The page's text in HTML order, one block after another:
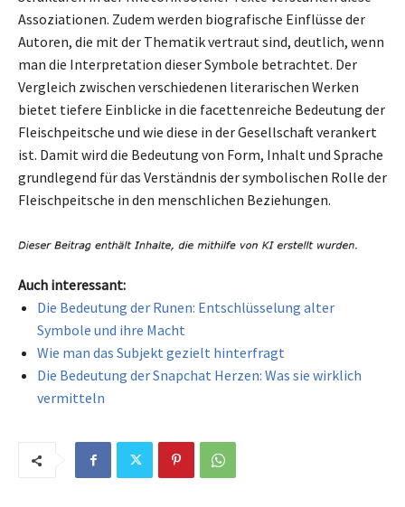
Assoziationen. Zudem werden biografische Einflüsse der
Autoren, die mit der Thematik vertraut sind, deutlich, wenn
man die Interpretation dieser Symbole betrachtet. Der
Vergleich zwischen verschiedenen literarischen Werken
bietet tiefere Einblicke in die facettenreiche Bedeutung der
Fleischpeitsche und wie diese in der Gesellschaft verankert
ist. Damit wird die Bedeutung von Form, Inhalt und Sprache
grundlegend für das Verständnis der symbolischen Rolle der
Fleischpeitsche in den menschlichen Beziehungen.
Auch interessant:
Die Bedeutung der Runen: Entschlüsselung alter
Symbole und ihre Macht
Wie man das Subjekt gezielt hinterfragt
Die Bedeutung der Snapchat Herzen: Was sie wirklich
vermitteln